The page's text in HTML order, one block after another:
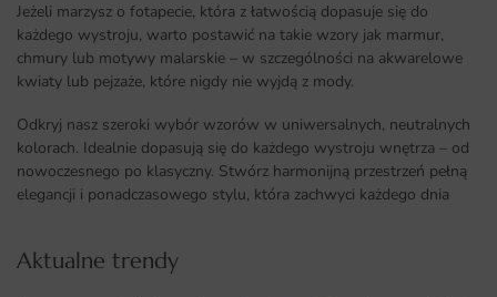
Jeżeli marzysz o fotapecie, która z łatwością dopasuje się do
każdego wystroju, warto postawić na takie wzory jak marmur,
chmury lub motywy malarskie – w szczególności na akwarelowe
kwiaty lub pejzaże, które nigdy nie wyjdą z mody.
Odkryj nasz szeroki wybór wzorów w uniwersalnych, neutralnych
kolorach. Idealnie dopasują się do każdego wystroju wnętrza – od
nowoczesnego po klasyczny. Stwórz harmonijną przestrzeń pełną
elegancji i ponadczasowego stylu, która zachwyci każdego dnia
Aktualne trendy​